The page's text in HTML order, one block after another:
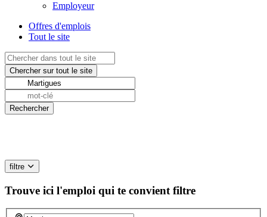
Employeur
Offres d'emplois
Tout le site
filtre
Trouve ici l'emploi qui te convient filtre